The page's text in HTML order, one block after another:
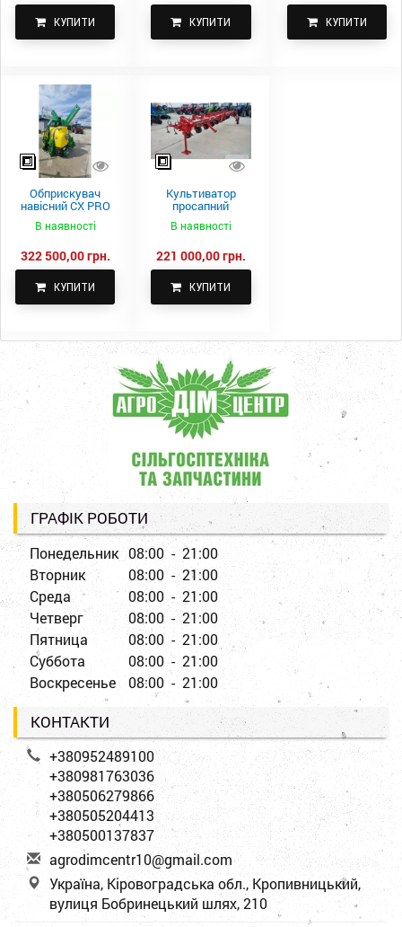
КУПИТИ КУПИТИ КУПИТИ
Обприскувач
навісний CX PRO
В наявності
322 500,00 грн.
КУПИТИ
Культиватор
просапний
КПН-5,6-05
В наявності
221 000,00 грн.
КУПИТИ
ГРАФІК РОБОТИ
Понедельник 08:00 - 21:00
Вторник
08:00 - 21:00
Среда
08:00 - 21:00
Четверг
08:00 - 21:00
Пятница
08:00 - 21:00
Суббота
08:00 - 21:00
Воскресенье
08:00 - 21:00
КОНТАКТИ
+380952489100
+380981763036
+380506279866
+380505204413
+380500137837
agrodimcentr10@gmail.com
Україна, Кіровоградська обл., Кропивницький,
вулиця Бобринецький шлях, 210